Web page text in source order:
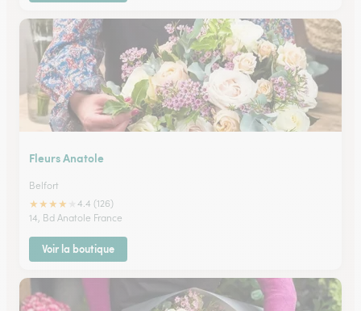
Fleurs Anatole
Belfort
★★★★
4.4 (126)
14, Bd Anatole France
Voir la boutique